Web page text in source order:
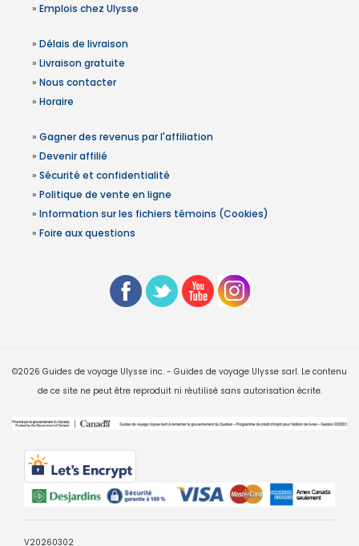
» Emplois chez Ulysse
» Délais de livraison
» Livraison gratuite
» Nous contacter
» Horaire
» Gagner des revenus par l'affiliation
» Devenir affilié
» Sécurité et confidentialité
» Politique de vente en ligne
» Information sur les fichiers témoins (Cookies)
» Foire aux questions
©2026 Guides de voyage Ulysse inc. - Guides de voyage Ulysse sarl. Le contenu
de ce site ne peut être reproduit ni réutilisé sans autorisation écrite.
V20260302